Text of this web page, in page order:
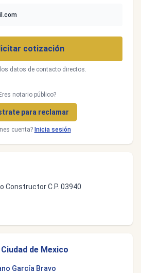
cotización
datos de contacto directos.
notario público?
para reclamar
cuenta? Inicia sesión
Constructor C.P. 03940
de Mexico
García Bravo